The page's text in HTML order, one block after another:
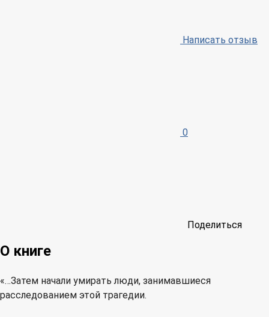
Написать отзыв
0
Поделиться
О книге
«…Затем начали умирать люди, занимавшиеся
расследованием этой трагедии.